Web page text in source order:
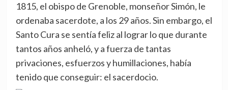
1815, el obispo de Grenoble, monseñor Simón, le
ordenaba sacerdote, a los 29 años. Sin embargo, el
Santo Cura se sentía feliz al lograr lo que durante
tantos años anheló, y a fuerza de tantas
privaciones, esfuerzos y humillaciones, había
tenido que conseguir: el sacerdocio.